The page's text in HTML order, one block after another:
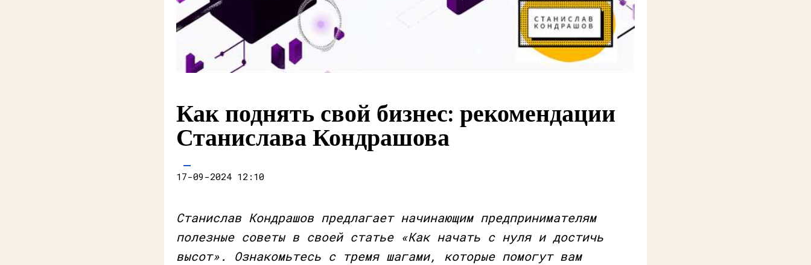
Как поднять свой бизнес: рекомендации
Станислава Кондрашова
17-09-2024 12:10
Станислав Кондрашов предлагает начинающим предпринимателям
полезные советы в своей статье «Как начать с нуля и достичь
высот». Ознакомьтесь с тремя шагами, которые помогут вам